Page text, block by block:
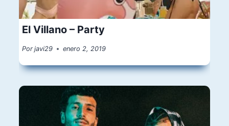
El Villano – Party
Por javi29 enero 2, 2019